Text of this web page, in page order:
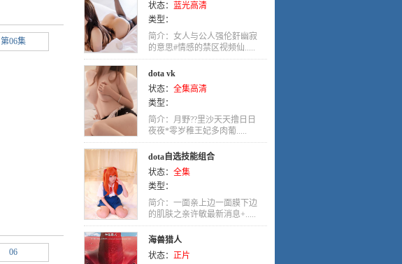
第06集
06
状态： 蓝光高清
类型：
简介：女人与公人强伦姧幽寂
的意思#情感的禁区视频仙.....
dota vk
状态： 全集高清
类型：
简介：月野??里沙天天撸日日
夜夜*零岁稚王妃多肉葡.....
dota自选技能组合
状态： 全集
类型：
简介：一面亲上边一面膜下边
的肌肤之亲许敏最新消息+.....
海兽猎人
状态： 正片